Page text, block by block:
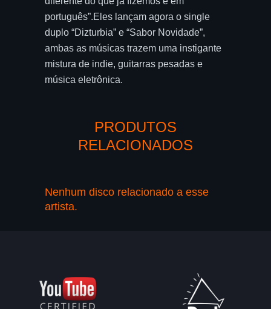
português”.Eles lançam agora o single
duplo “Dizturbia” e “Sabor Novidade”,
ambas as músicas trazem uma instigante
mistura de indie, guitarras pesadas e
música eletrônica.
PRODUTOS
RELACIONADOS
Nenhum disco relacionado a esse
artista.